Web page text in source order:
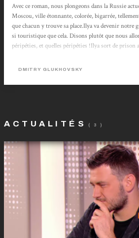
Avec ce roman, nous plongeons dans la Russie
Moscou, ville étonnante, colorée, bigarrée,
que chacun y trouve sa place.Ilya va devenir notre
si touristique que cela. Disons plutôt que nous
péripéties, et quelles péripéties !Ilya sort de prison
chez sa mère. Or celle-ci est morte d’un infarctus
DMITRY GLUKHOVSKY
ACTUALITÉS ( 3 )